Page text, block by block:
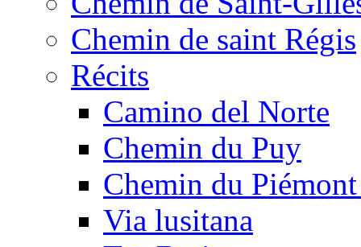
Chemin de saint Régis
Récits
Camino del Norte
Chemin du Puy
Chemin du
Via lusitana